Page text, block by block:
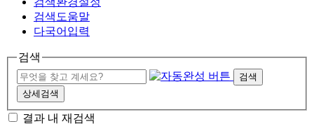
검색도움말
다국어입력
검색
검색
상세검색
결과 내 재검색